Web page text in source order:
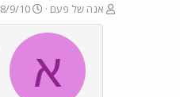
פ
ו
אנה של פעם
פ
ו
ר
8/9/10
א